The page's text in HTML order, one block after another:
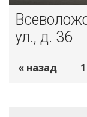
ул., д. 36
« назад 1